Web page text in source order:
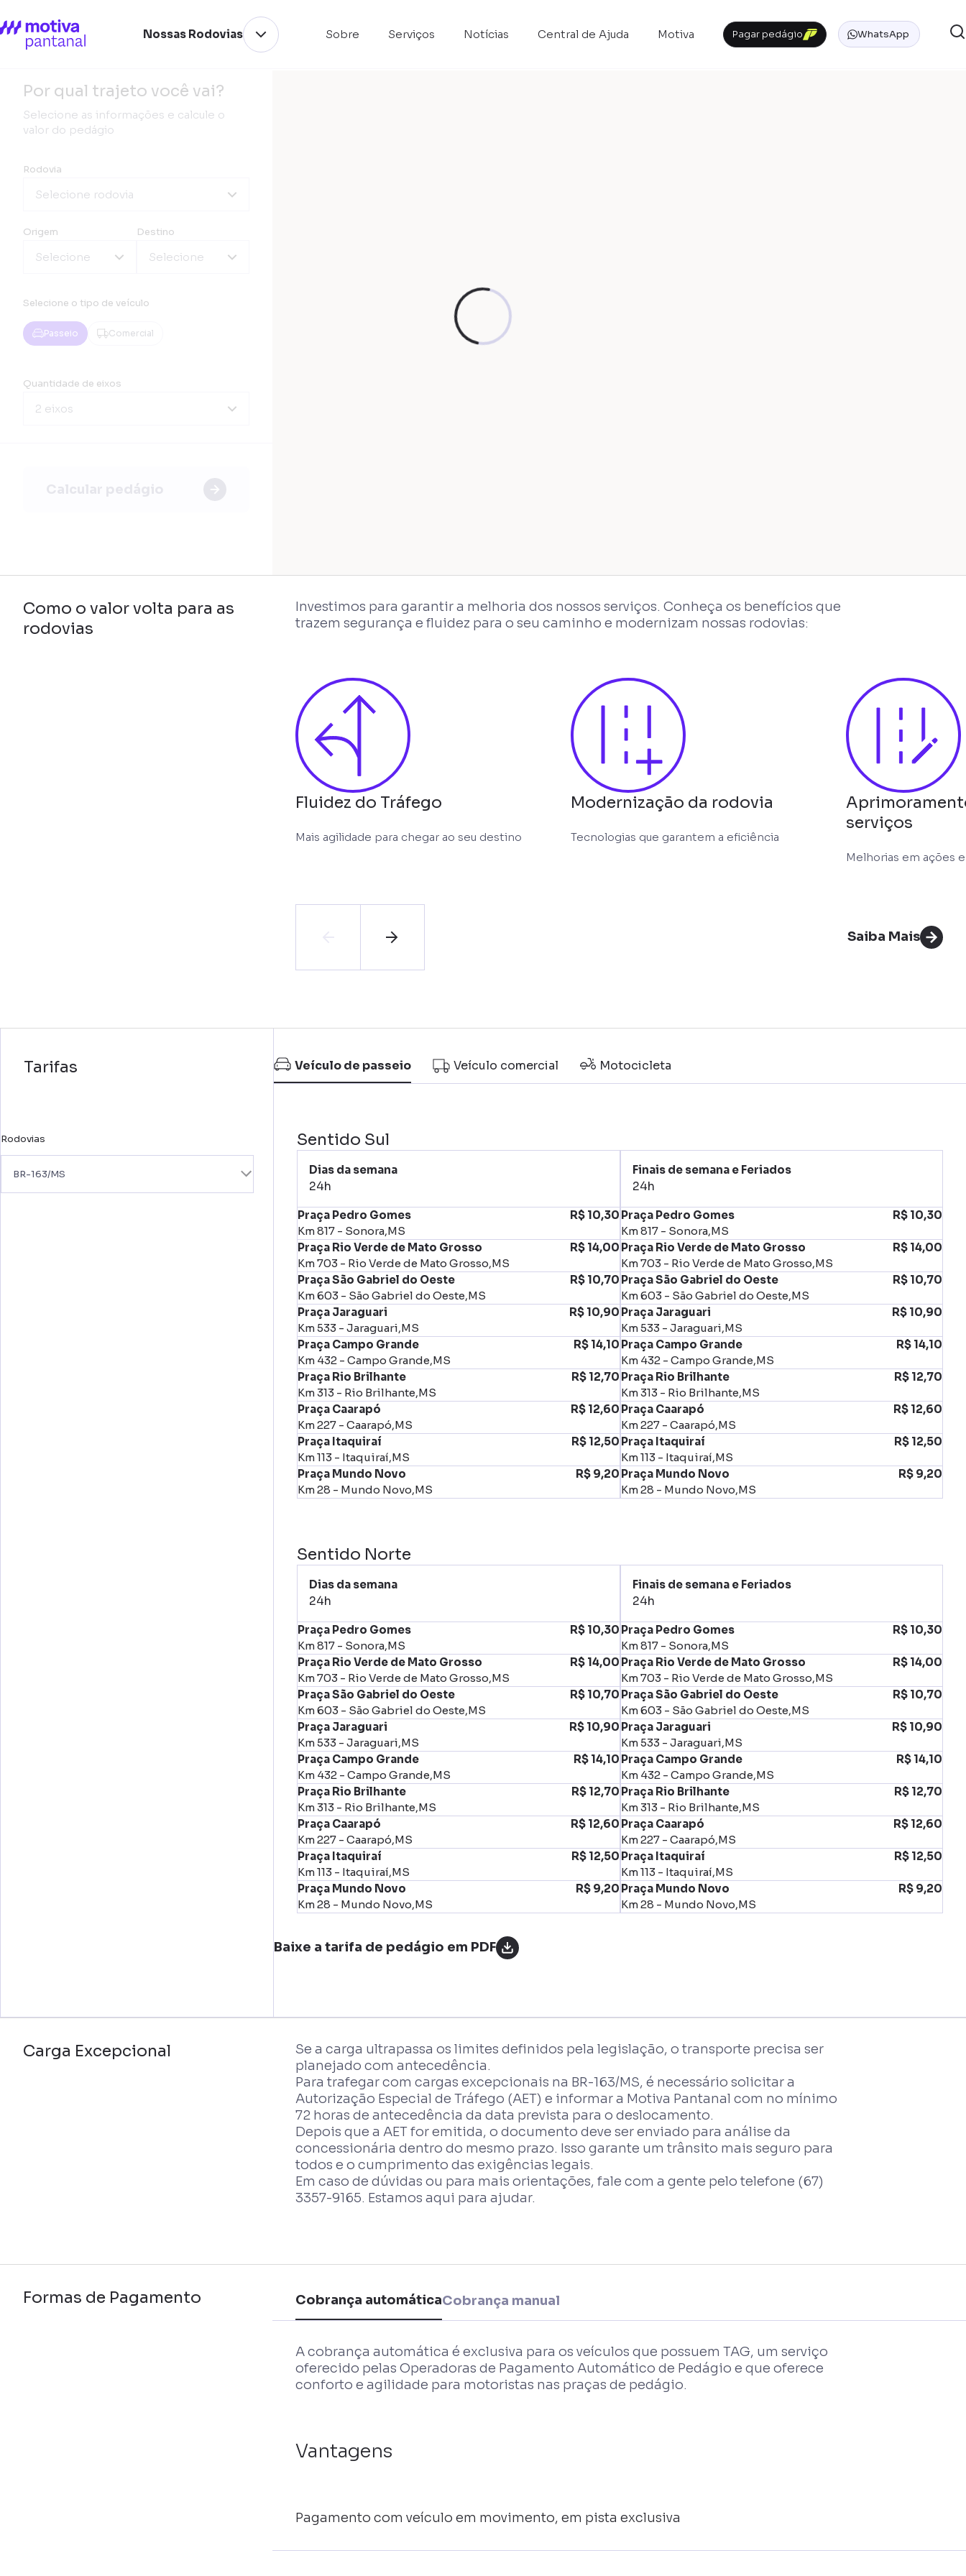
Nossas Rodovias Sobre Serviços Notícias Central de Ajuda Motiva Pagar pedágio WhatsApp
Por qual trajeto você vai?
Selecione as informações e calcule o
valor do pedágio
Rodovia
Selecione rodovia
Origem
Selecione
Destino
Selecione
Selecione o tipo de veículo
Passeio Comercial
Quantidade de eixos
2 eixos
Como o valor volta para as
rodovias
Investimos para garantir a melhoria dos nossos serviços. Conheça os benefícios que
trazem segurança e fluidez para o seu caminho e modernizam nossas rodovias:
Fluidez do Tráfego
Mais agilidade para chegar ao seu destino
Modernização da rodovia
Tecnologias que garantem a eficiência
serviços
Melhorias em ações
Saiba Mais
Tarifas
Rodovias
BR-163/MS
Veículo de passeio Veículo comercial Motocicleta
Sentido Sul
Dias da semana
24h
Praça Pedro Gomes
R$ 10,30
Km 817 - Sonora,MS
Praça Rio Verde de Mato Grosso
R$ 14,00
Km 703 - Rio Verde de Mato Grosso,MS
Praça São Gabriel do Oeste
R$ 10,70
Km 603 - São Gabriel do Oeste,MS
Praça Jaraguari
R$ 10,90
Km 533 - Jaraguari,MS
Praça Campo Grande
R$ 14,10
Km 432 - Campo Grande,MS
Praça Rio Brilhante
R$ 12,70
Km 313 - Rio Brilhante,MS
Praça Caarapó
R$ 12,60
Km 227 - Caarapó,MS
Praça Itaquiraí
R$ 12,50
Km 113 - Itaquiraí,MS
Praça Mundo Novo
R$ 9,20
Km 28 - Mundo Novo,MS
Finais de semana e Feriados
24h
Praça Pedro Gomes
R$ 10,30
Km 817 - Sonora,MS
Praça Rio Verde de Mato Grosso
R$ 14,00
Km 703 - Rio Verde de Mato Grosso,MS
Praça São Gabriel do Oeste
R$ 10,70
Km 603 - São Gabriel do Oeste,MS
Praça Jaraguari
R$ 10,90
Km 533 - Jaraguari,MS
Praça Campo Grande
R$ 14,10
Km 432 - Campo Grande,MS
Praça Rio Brilhante
R$ 12,70
Km 313 - Rio Brilhante,MS
Praça Caarapó
R$ 12,60
Km 227 - Caarapó,MS
Praça Itaquiraí
R$ 12,50
Km 113 - Itaquiraí,MS
Praça Mundo Novo
R$ 9,20
Km 28 - Mundo Novo,MS
Sentido Norte
Dias da semana
24h
Praça Pedro Gomes
R$ 10,30
Km 817 - Sonora,MS
Praça Rio Verde de Mato Grosso
R$ 14,00
Km 703 - Rio Verde de Mato Grosso,MS
Praça São Gabriel do Oeste
R$ 10,70
Km 603 - São Gabriel do Oeste,MS
Praça Jaraguari
R$ 10,90
Km 533 - Jaraguari,MS
Praça Campo Grande
R$ 14,10
Km 432 - Campo Grande,MS
Praça Rio Brilhante
R$ 12,70
Km 313 - Rio Brilhante,MS
Praça Caarapó
R$ 12,60
Km 227 - Caarapó,MS
Praça Itaquiraí
R$ 12,50
Km 113 - Itaquiraí,MS
Praça Mundo Novo
R$ 9,20
Km 28 - Mundo Novo,MS
Finais de semana e Feriados
24h
Praça Pedro Gomes
R$ 10,30
Km 817 - Sonora,MS
Praça Rio Verde de Mato Grosso
R$ 14,00
Km 703 - Rio Verde de Mato Grosso,MS
Praça São Gabriel do Oeste
R$ 10,70
Km 603 - São Gabriel do Oeste,MS
Praça Jaraguari
R$ 10,90
Km 533 - Jaraguari,MS
Praça Campo Grande
R$ 14,10
Km 432 - Campo Grande,MS
Praça Rio Brilhante
R$ 12,70
Km 313 - Rio Brilhante,MS
Praça Caarapó
R$ 12,60
Km 227 - Caarapó,MS
Praça Itaquiraí
R$ 12,50
Km 113 - Itaquiraí,MS
Praça Mundo Novo
R$ 9,20
Km 28 - Mundo Novo,MS
Baixe a tarifa de pedágio em PDF
Carga Excepcional
Se a carga ultrapassa os limites definidos pela legislação, o transporte precisa ser
planejado com antecedência.
Para trafegar com cargas excepcionais na BR-163/MS, é necessário solicitar a
Autorização Especial de Tráfego (AET) e informar a Motiva Pantanal com no mínimo
72 horas de antecedência da data prevista para o deslocamento.
Depois que a AET for emitida, o documento deve ser enviado para análise da
concessionária dentro do mesmo prazo. Isso garante um trânsito mais seguro para
todos e o cumprimento das exigências legais.
Em caso de dúvidas ou para mais orientações, fale com a gente pelo telefone (67)
3357-9165. Estamos aqui para ajudar.
Formas de Pagamento Cobrança automáticaCobrança manual
A cobrança automática é exclusiva para os veículos que possuem TAG, um serviço
oferecido pelas Operadoras de Pagamento Automático de Pedágio e que oferece
conforto e agilidade para motoristas nas praças de pedágio.
Vantagens
Pagamento com veículo em movimento, em pista exclusiva